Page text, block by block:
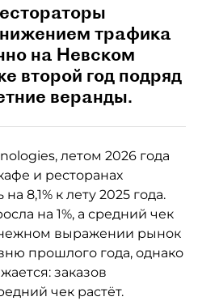
трафика
на Невском
второй год подряд
веранды.
летом 2026 года
и ресторанах
8,1% к лету 2025 года.
на 1%, а средний чек
выражении рынок
прошлого года, однако
заказов
чек растёт.